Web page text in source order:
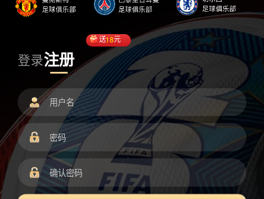
登录注册
送18元